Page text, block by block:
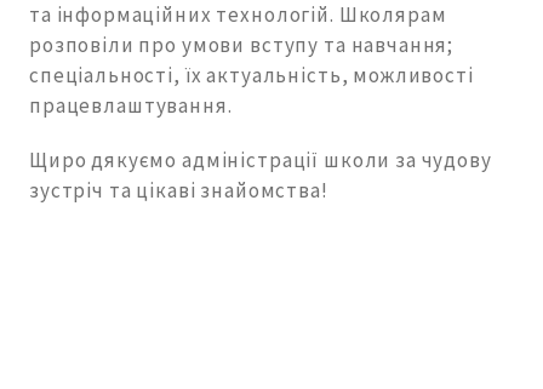
та інформаційних технологій. Школярам
розповіли про умови вступу та навчання;
спеціальності, їх актуальність, можливості
працевлаштування.
Щиро дякуємо адміністрації школи за чудову
зустріч та цікаві знайомства!